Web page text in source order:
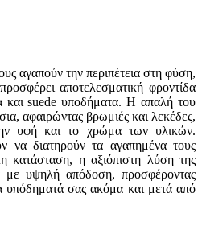
αγαπούν την περιπέτεια στη φύση,
αποτελεσματική φροντίδα
και suede υποδήματα. Η απαλή του
αφαιρώντας βρωμιές και λεκέδες,
υφή και το χρώμα των υλικών.
να διατηρούν τα αγαπημένα τους
κατάσταση, η αξιόπιστη λύση της
με υψηλή απόδοση, προσφέροντας
υπόδηματά σας ακόμα και μετά από